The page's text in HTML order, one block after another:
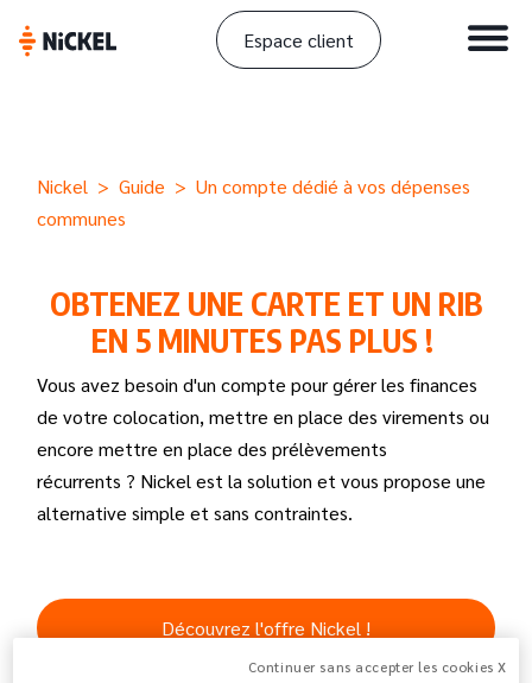
Espace client
Nickel > Guide > Un compte dédié à vos dépenses
communes
OBTENEZ UNE CARTE ET UN RIB
EN 5 MINUTES PAS PLUS !
Vous avez besoin d'un compte pour gérer les finances
de votre colocation, mettre en place des virements ou
encore mettre en place des prélèvements
récurrents ? Nickel est la solution et vous propose une
alternative simple et sans contraintes.
Découvrez l'offre Nickel !
Continuer sans accepter les cookies X